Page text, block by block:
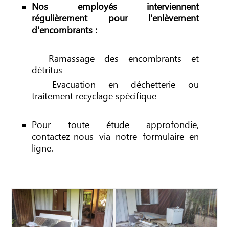
Nos employés interviennent
régulièrement pour l'enlèvement
d'encombrants :
-- Ramassage des encombrants et
détritus
-- Evacuation en déchetterie ou
traitement recyclage spécifique
Pour toute étude approfondie,
contactez-nous via notre formulaire en
ligne.